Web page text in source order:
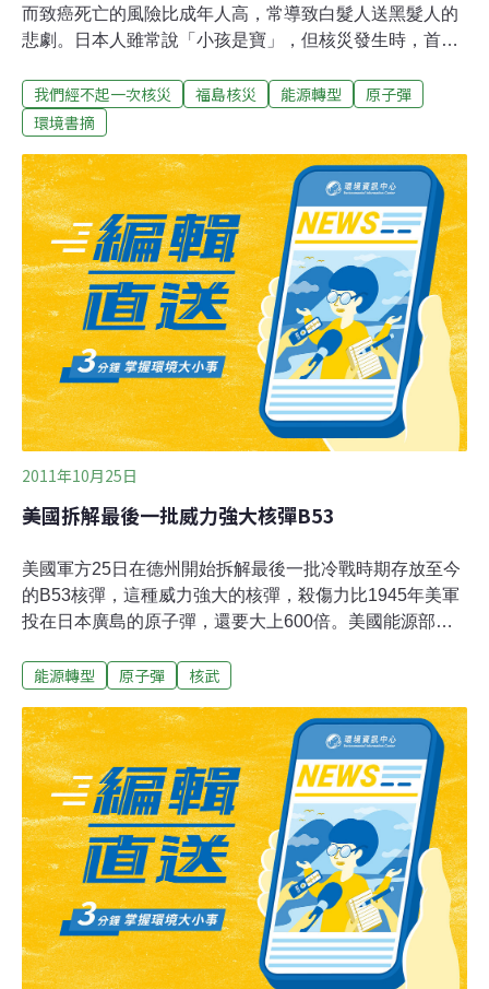
而致癌死亡的風險比成年人高，常導致白髮人送黑髮人的
悲劇。日本人雖常說「小孩是寶」，但核災發生時，首先
8百多名福島兒童流鼻血，其他則有小孩驗尿含銫，抑或
受檢兒童有半數甲狀腺遭輻射碘汙染等。雖然日本政府在
低學校的輻射量，但福島兒童並非只有在學校8小時遭受
輻射，其他時間也生活在高汙染環境中，而且，只能吃喝
汙染食材或呼吸輻射空氣所造成的體內遭輻射更是可怕。
體內細胞分裂最頻繁的小孩，比成年人更容易受輻射線影
響，一般認為是3至10倍，年紀越小越受影響。日本過去
曾以「兒童新陳代謝活潑而輻射感受性高」的理由，廢止
了集體照胸部X光。從廣島和長崎原子彈被爆者的調查顯
示，兒童因遭輻射而致癌死亡的風險是成年人的2至3倍，
而最容易受影響的是胎兒，孕婦若遭輻射，胎兒出生
我們經不起一次核災 福島核災 能源轉型
原子彈
環境書摘
2011年10月25日
美國拆解最後一批威力強大核彈B53
美國軍方25日在德州開始拆解最後一批冷戰時期存放至今
的B53核彈，這種威力強大的核彈，殺傷力比1945年美軍
投在日本廣島的原子彈，還要大上600倍。美國能源部
(National Nuclear Security Administration，NNSA)表
的潘太克斯核子工廠(Pantex Plant)進行最後的分解作業。
潘太克斯核子工廠是美國唯一的核子武器裝配及拆解的工
廠。軍方拆解B53核彈，是為了達成美國總統歐巴馬
(Barack Obama)逐步減少核武數量的目標。 拆解B53核
彈，在減少全球核武數量上，是一項「重要里程碑」。
B53核彈首次服役是在1962年，美國與前蘇聯因古巴飛彈
危機而升高冷戰情勢之際，這種威力強大的核彈重量達1
萬磅，但是大小卻與一輛迷你箱型
能源轉型 原子彈 核武